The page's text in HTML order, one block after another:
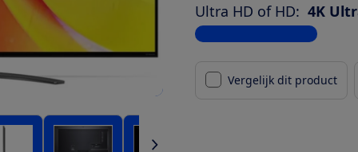
Ultra HD of HD: 4K
Bekijk alle specificaties
Vergelijk dit product